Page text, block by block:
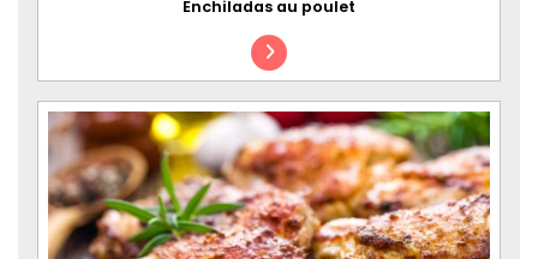
Enchiladas au poulet